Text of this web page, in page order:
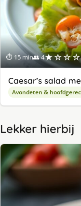
⏱ 15 min👥 4
Caesar’s salad
Avondeten &
Lekker hierbij